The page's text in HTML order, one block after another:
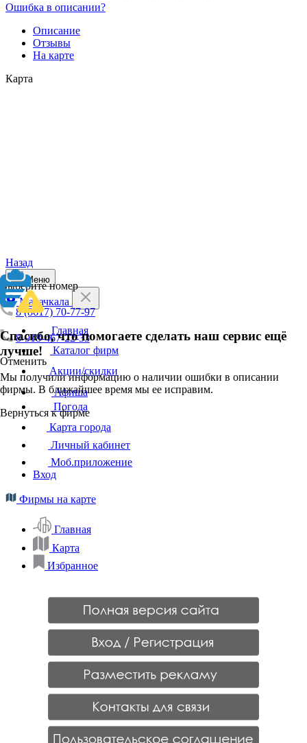
Ошибка в описании?
Описание
Отзывы
На карте
Карта
Назад
Выберите номер
8 (8617) 70-77-97
8-918-467-22-33
Отменить
Спасибо, что помогаете сделать наш сервис ещё
лучше!
Мы получили информацию о наличии ошибки в описании
фирмы. В ближайшее время мы ее исправим.
Вернуться к фирме
Меню
Махачкала
Главная
Каталог фирм
Акции/скидки
Афиша
Погода
Карта города
Личный кабинет
Моб.приложение
Вход
Фирмы на карте
Главная
Карта
Избранное